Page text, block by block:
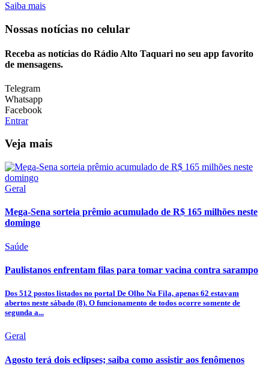
Saiba mais
Nossas notícias no celular
Receba as notícias do Rádio Alto Taquari no seu app favorito
de mensagens.
Telegram
Whatsapp
Facebook
Entrar
Veja mais
Geral
Mega-Sena sorteia prêmio acumulado de R$ 165 milhões neste
domingo
Saúde
Paulistanos enfrentam filas para tomar vacina contra sarampo
Dos 512 postos listados no portal De Olho Na Fila, apenas 62 estavam
abertos neste sábado (8). O funcionamento de todos ocorre somente de
segunda a...
Geral
Agosto terá dois eclipses; saiba como assistir aos fenômenos